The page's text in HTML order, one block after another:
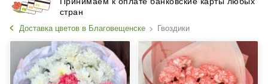
стран
Доставка цветов в Благовещенске Гвоздики